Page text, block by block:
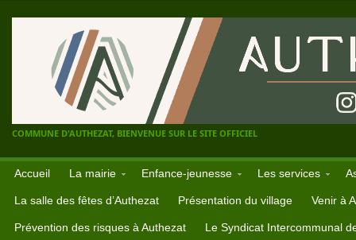
COMMUNE D'AUTHEZAT, BIENVENUE SUR LE SITE OFFICIEL
Accueil La mairie Enfance-jeunesse Les services
La salle des fêtes d’Authezat Présentation du village Venir à
Prévention des risques à Authezat Le Syndicat Intercommunal